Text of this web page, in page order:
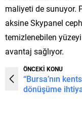
maliyeti de sunuyor.
aksine Skypanel
temizlenebilen
avantaj sağlıyor.
ÖNCEKİ KONU
“Bursa’nın
dönüşüme